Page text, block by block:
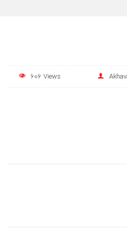
606 Views